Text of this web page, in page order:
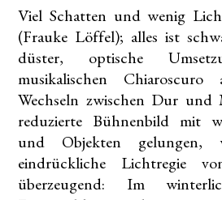
Viel Schatten und wenig
(Frauke Löffel); alles ist
düster, optische
musikalischen Chiaroscuro
Wechseln zwischen Dur und
reduzierte Bühnenbild mit
und Objekten
eindrückliche Lichtregie
überzeugend: Im